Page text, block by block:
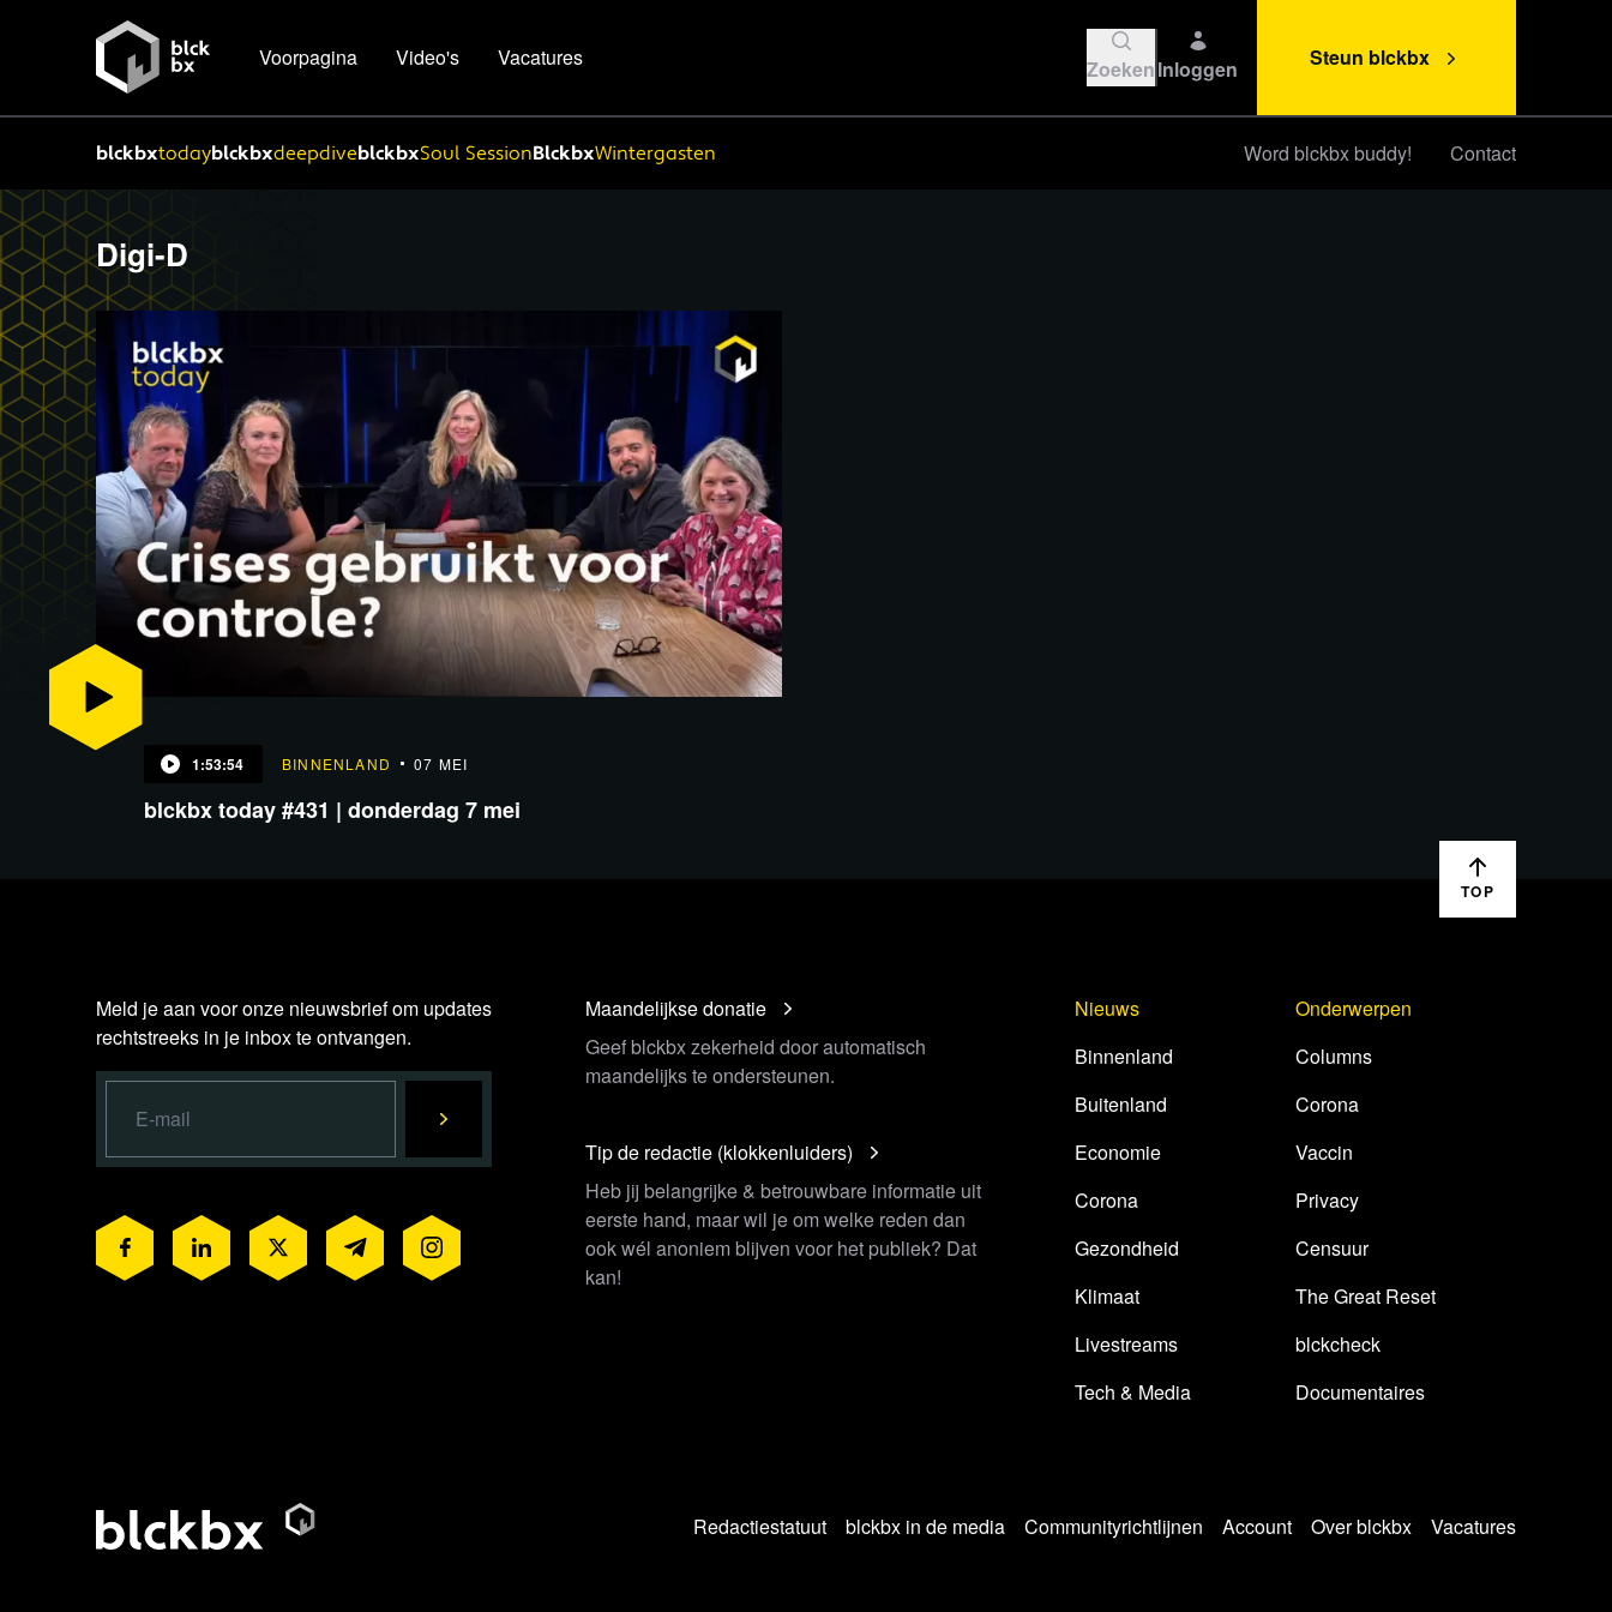
Voorpagina Video's Vacatures ZoekenInloggen Steun blckbx
blckbxtodayblckbxdeepdiveblckbxSoul SessionBlckbxWintergasten Word blckbx buddy! Contact
Digi-D
1:53:54 BINNENLAND 07 MEI
blckbx today #431 | donderdag 7 mei
TOP
Meld je aan voor onze nieuwsbrief om updates
rechtstreeks in je inbox te ontvangen.
Maandelijkse donatie
Geef blckbx zekerheid door automatisch
maandelijks te ondersteunen.
Tip de redactie (klokkenluiders)
Heb jij belangrijke & betrouwbare informatie uit
eerste hand, maar wil je om welke reden dan
ook wél anoniem blijven voor het publiek? Dat
kan!
Nieuws
Binnenland
Buitenland
Economie
Corona
Gezondheid
Klimaat
Livestreams
Tech & Media
Onderwerpen
Columns
Corona
Vaccin
Privacy
Censuur
The Great Reset
blckcheck
Documentaires
Redactiestatuut blckbx in de media Communityrichtlijnen Account Over blckbx Vacatures